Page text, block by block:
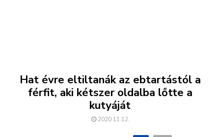
Hat évre eltiltanák az ebtartástól a
férfit, aki kétszer oldalba lőtte a
kutyáját
2020.11.12.